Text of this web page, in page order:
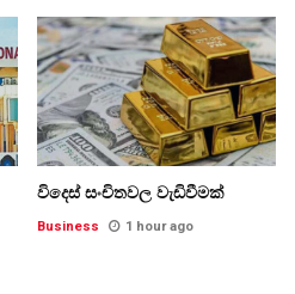
විදෙස් සංචිතවල වැඩිවීමක්
Business 1 hour ago